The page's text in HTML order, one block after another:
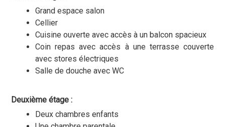
Grand espace salon
Cellier
Cuisine ouverte avec accès à un balcon spacieux
Coin repas avec accès à une terrasse couverte
avec stores électriques
Salle de douche avec WC
Deuxième étage :
Deux chambres enfants